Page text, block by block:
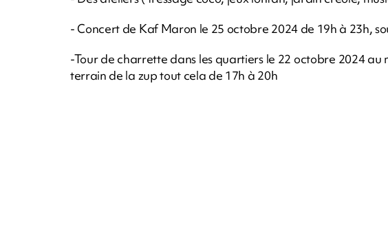
- Concert de Kaf Maron le 25 octobre 2024 de 19h à 23h,
-Tour de charrette dans les quartiers le 22 octobre 2024 au
terrain de la zup tout cela de 17h à 20h